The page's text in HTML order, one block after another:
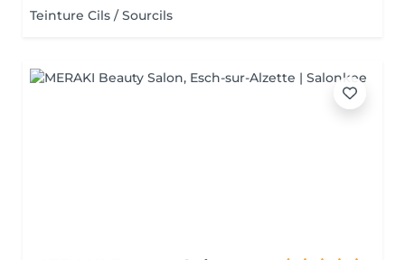
Teinture Cils / Sourcils